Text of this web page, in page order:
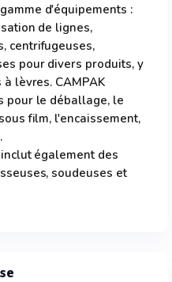
d'équipements :
de lignes,
centrifugeuses,
pour divers produits, y
lèvres. CAMPAK
pour le déballage, le
film, l'encaissement,
également des
soudeuses et